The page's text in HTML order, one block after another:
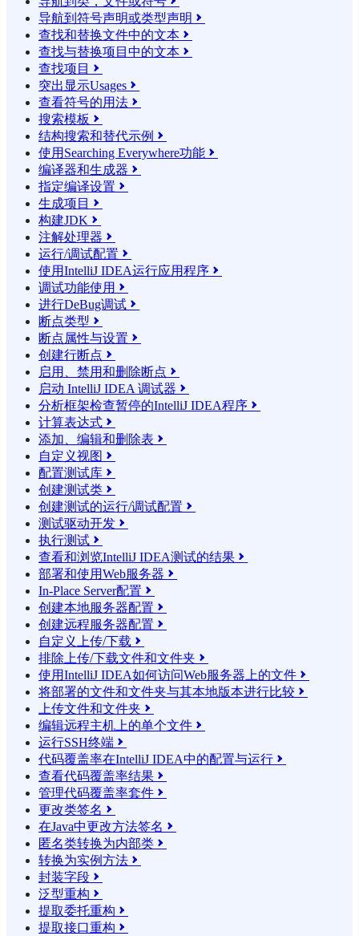
导航到符号声明或类型声明 
查找和替换文件中的文本 
查找与替换项目中的文本 
查找项目 
突出显示Usages 
查看符号的用法 
搜索模板 
结构搜索和替代示例 
使用Searching Everywhere功能 
编译器和生成器 
指定编译设置 
生成项目 
构建JDK 
注解处理器 
运行/调试配置 
使用IntelliJ IDEA运行应用程序 
调试功能使用 
进行DeBug调试 
断点类型 
断点属性与设置 
创建行断点 
启用、禁用和删除断点 
启动 IntelliJ IDEA 调试器 
分析框架检查暂停的IntelliJ IDEA程序 
计算表达式 
添加、编辑和删除表 
自定义视图 
配置测试库 
创建测试类 
创建测试的运行/调试配置 
测试驱动开发 
执行测试 
查看和浏览IntelliJ IDEA测试的结果 
部署和使用Web服务器 
In-Place Server配置 
创建本地服务器配置 
创建远程服务器配置 
自定义上传/下载 
排除上传/下载文件和文件夹 
使用IntelliJ IDEA如何访问Web服务器上的文件 
将部署的文件和文件夹与其本地版本进行比较 
上传文件和文件夹 
编辑远程主机上的单个文件 
运行SSH终端 
代码覆盖率在IntelliJ IDEA中的配置与运行 
查看代码覆盖率结果 
管理代码覆盖率套件 
更改类签名 
在Java中更改方法签名 
匿名类转换为内部类 
转换为实例方法 
封装字段 
泛型重构 
提取委托重构 
提取接口重构 